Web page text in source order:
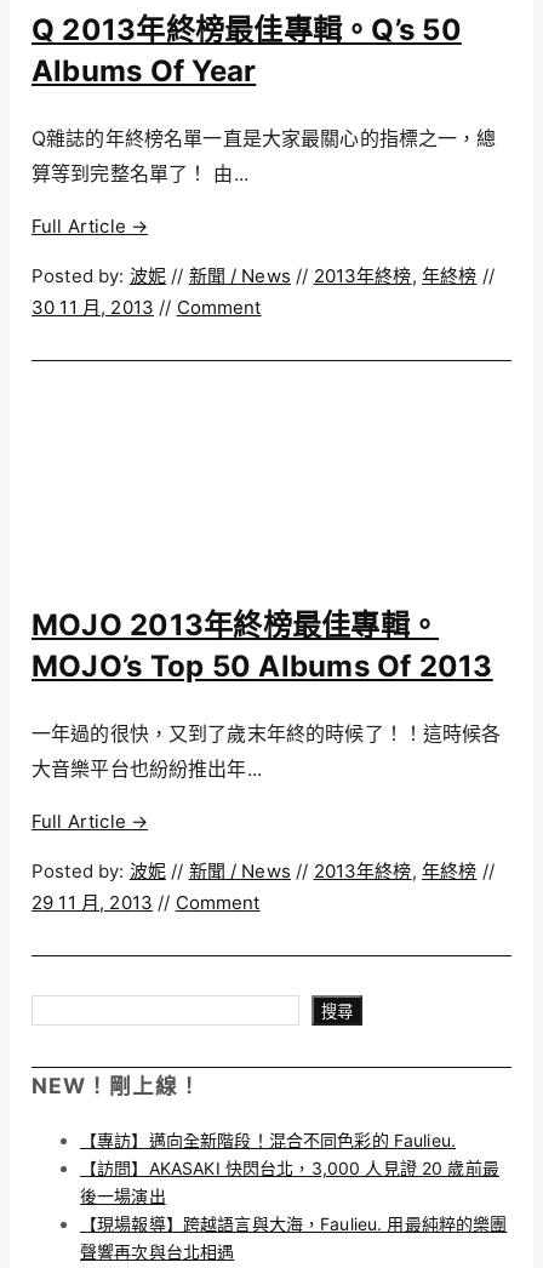
Q 2013年終榜最佳專輯。Q’s 50
Albums Of Year
Q雜誌的年終榜名單一直是大家最關心的指標之一，總
算等到完整名單了！ 由...
Full Article →
Posted by: 波妮 // 新聞 / News // 2013年終榜, 年終榜 //
30 11 月, 2013 // Comment
MOJO 2013年終榜最佳專輯。
MOJO’s Top 50 Albums Of 2013
一年過的很快，又到了歲末年終的時候了！！這時候各
大音樂平台也紛紛推出年...
Full Article →
Posted by: 波妮 // 新聞 / News // 2013年終榜, 年終榜 //
29 11 月, 2013 // Comment
搜尋
NEW！剛上線！
【專訪】邁向全新階段！混合不同色彩的 Faulieu.
【訪問】AKASAKI 快閃台北，3,000 人見證 20 歲前最
後一場演出
【現場報導】跨越語言與大海，Faulieu. 用最純粹的樂團
聲響再次與台北相遇